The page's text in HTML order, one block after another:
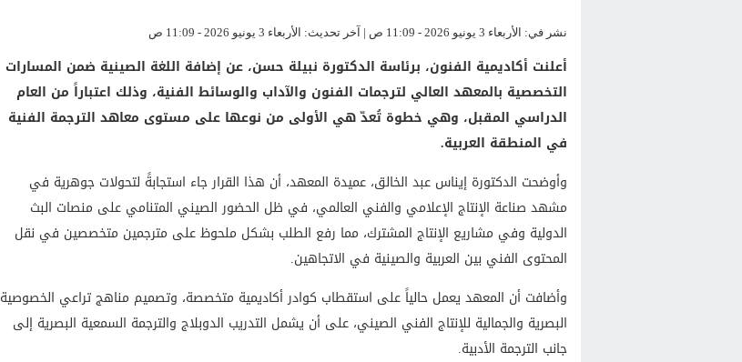
نشر في: الأربعاء 3 يونيو 2026 - 11:09 ص | آخر تحديث: الأربعاء 3 يونيو 2026 - 11:09 ص
أعلنت أكاديمية الفنون، برئاسة الدكتورة نبيلة حسن، عن إضافة اللغة الصينية ضمن المسارات
التخصصية بالمعهد العالي لترجمات الفنون والآداب والوسائط الفنية، وذلك اعتباراً من العام
الدراسي المقبل، وهي خطوة تُعدّ هي الأولى من نوعها على مستوى معاهد الترجمة الفنية
في المنطقة العربية.
وأوضحت الدكتورة إيناس عبد الخالق، عميدة المعهد، أن هذا القرار جاء استجابةً لتحولات جوهرية في
مشهد صناعة الإنتاج الإعلامي والفني العالمي، في ظل الحضور الصيني المتنامي على منصات البث
الدولية وفي مشاريع الإنتاج المشترك، مما رفع الطلب بشكل ملحوظ على مترجمين متخصصين في نقل
المحتوى الفني بين العربية والصينية في الاتجاهين.
وأضافت أن المعهد يعمل حالياً على استقطاب كوادر أكاديمية متخصصة، وتصميم مناهج تراعي الخصوصية
البصرية والجمالية للإنتاج الفني الصيني، على أن يشمل التدريب الدوبلاج والترجمة السمعية البصرية إلى
جانب الترجمة الأدبية.